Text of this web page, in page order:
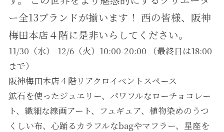
ー全13ブランドが揃います！ 西の皆様、阪神
梅田本店４階に是非いらしてください。
11/30（水）-12/6（火）10:00-20:00 （最終日は18:00
まで）
阪神梅田本店４階リアクロイベントスペース
鉱石を使ったジュエリー、パワフルなローチョコレー
ト、繊細な線画アート、フュギュア、植物染めのうつ
くしい布、心踊るカラフルなbagやマフラー、星座を